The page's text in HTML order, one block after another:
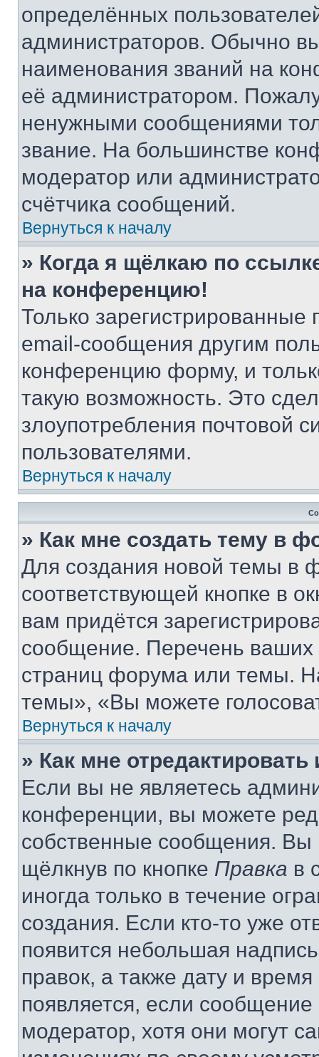
определённых
администраторов. Обычно
наименования званий на
её администратором.
ненужными сообщениями
звание. На большинстве
модератор или
счётчика сообщений.
Вернуться к началу
» Когда я щёлкаю по
на конференцию!
Только зарегистрированные
email-сообщения другим
конференцию форму, и
такую возможность. Это
злоупотребления почтовой
пользователями.
Вернуться к началу
» Как мне создать тему в
Для создания новой темы в
соответствующей кнопке в
вам придётся
сообщение. Перечень ваших
страниц форума или темы.
темы», «Вы можете
Вернуться к началу
» Как мне
Если вы не являетесь
конференции, вы можете
собственные сообщения. Вы
щёлкнув по кнопке Правка в
иногда только в течение
создания. Если кто-то уже
появится небольшая
правок, а также дату и
появляется, если
модератор, хотя они могут